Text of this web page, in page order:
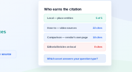
실무 기준
간이 있다 — 갱신하지 않은 페이
구조와 대응 (2026)